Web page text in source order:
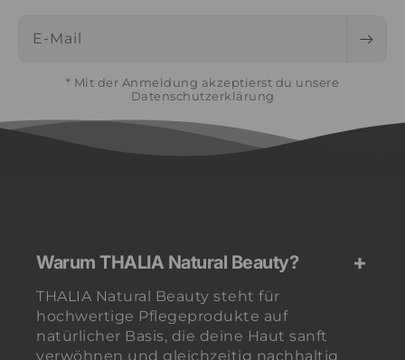
E-Mail
* Mit der Anmeldung akzeptierst du unsere
Datenschutzerklärung
Warum THALIA Natural Beauty?
THALIA Natural Beauty steht für
hochwertige Pflegeprodukte auf
natürlicher Basis, die deine Haut sanft
verwöhnen und gleichzeitig nachhaltig